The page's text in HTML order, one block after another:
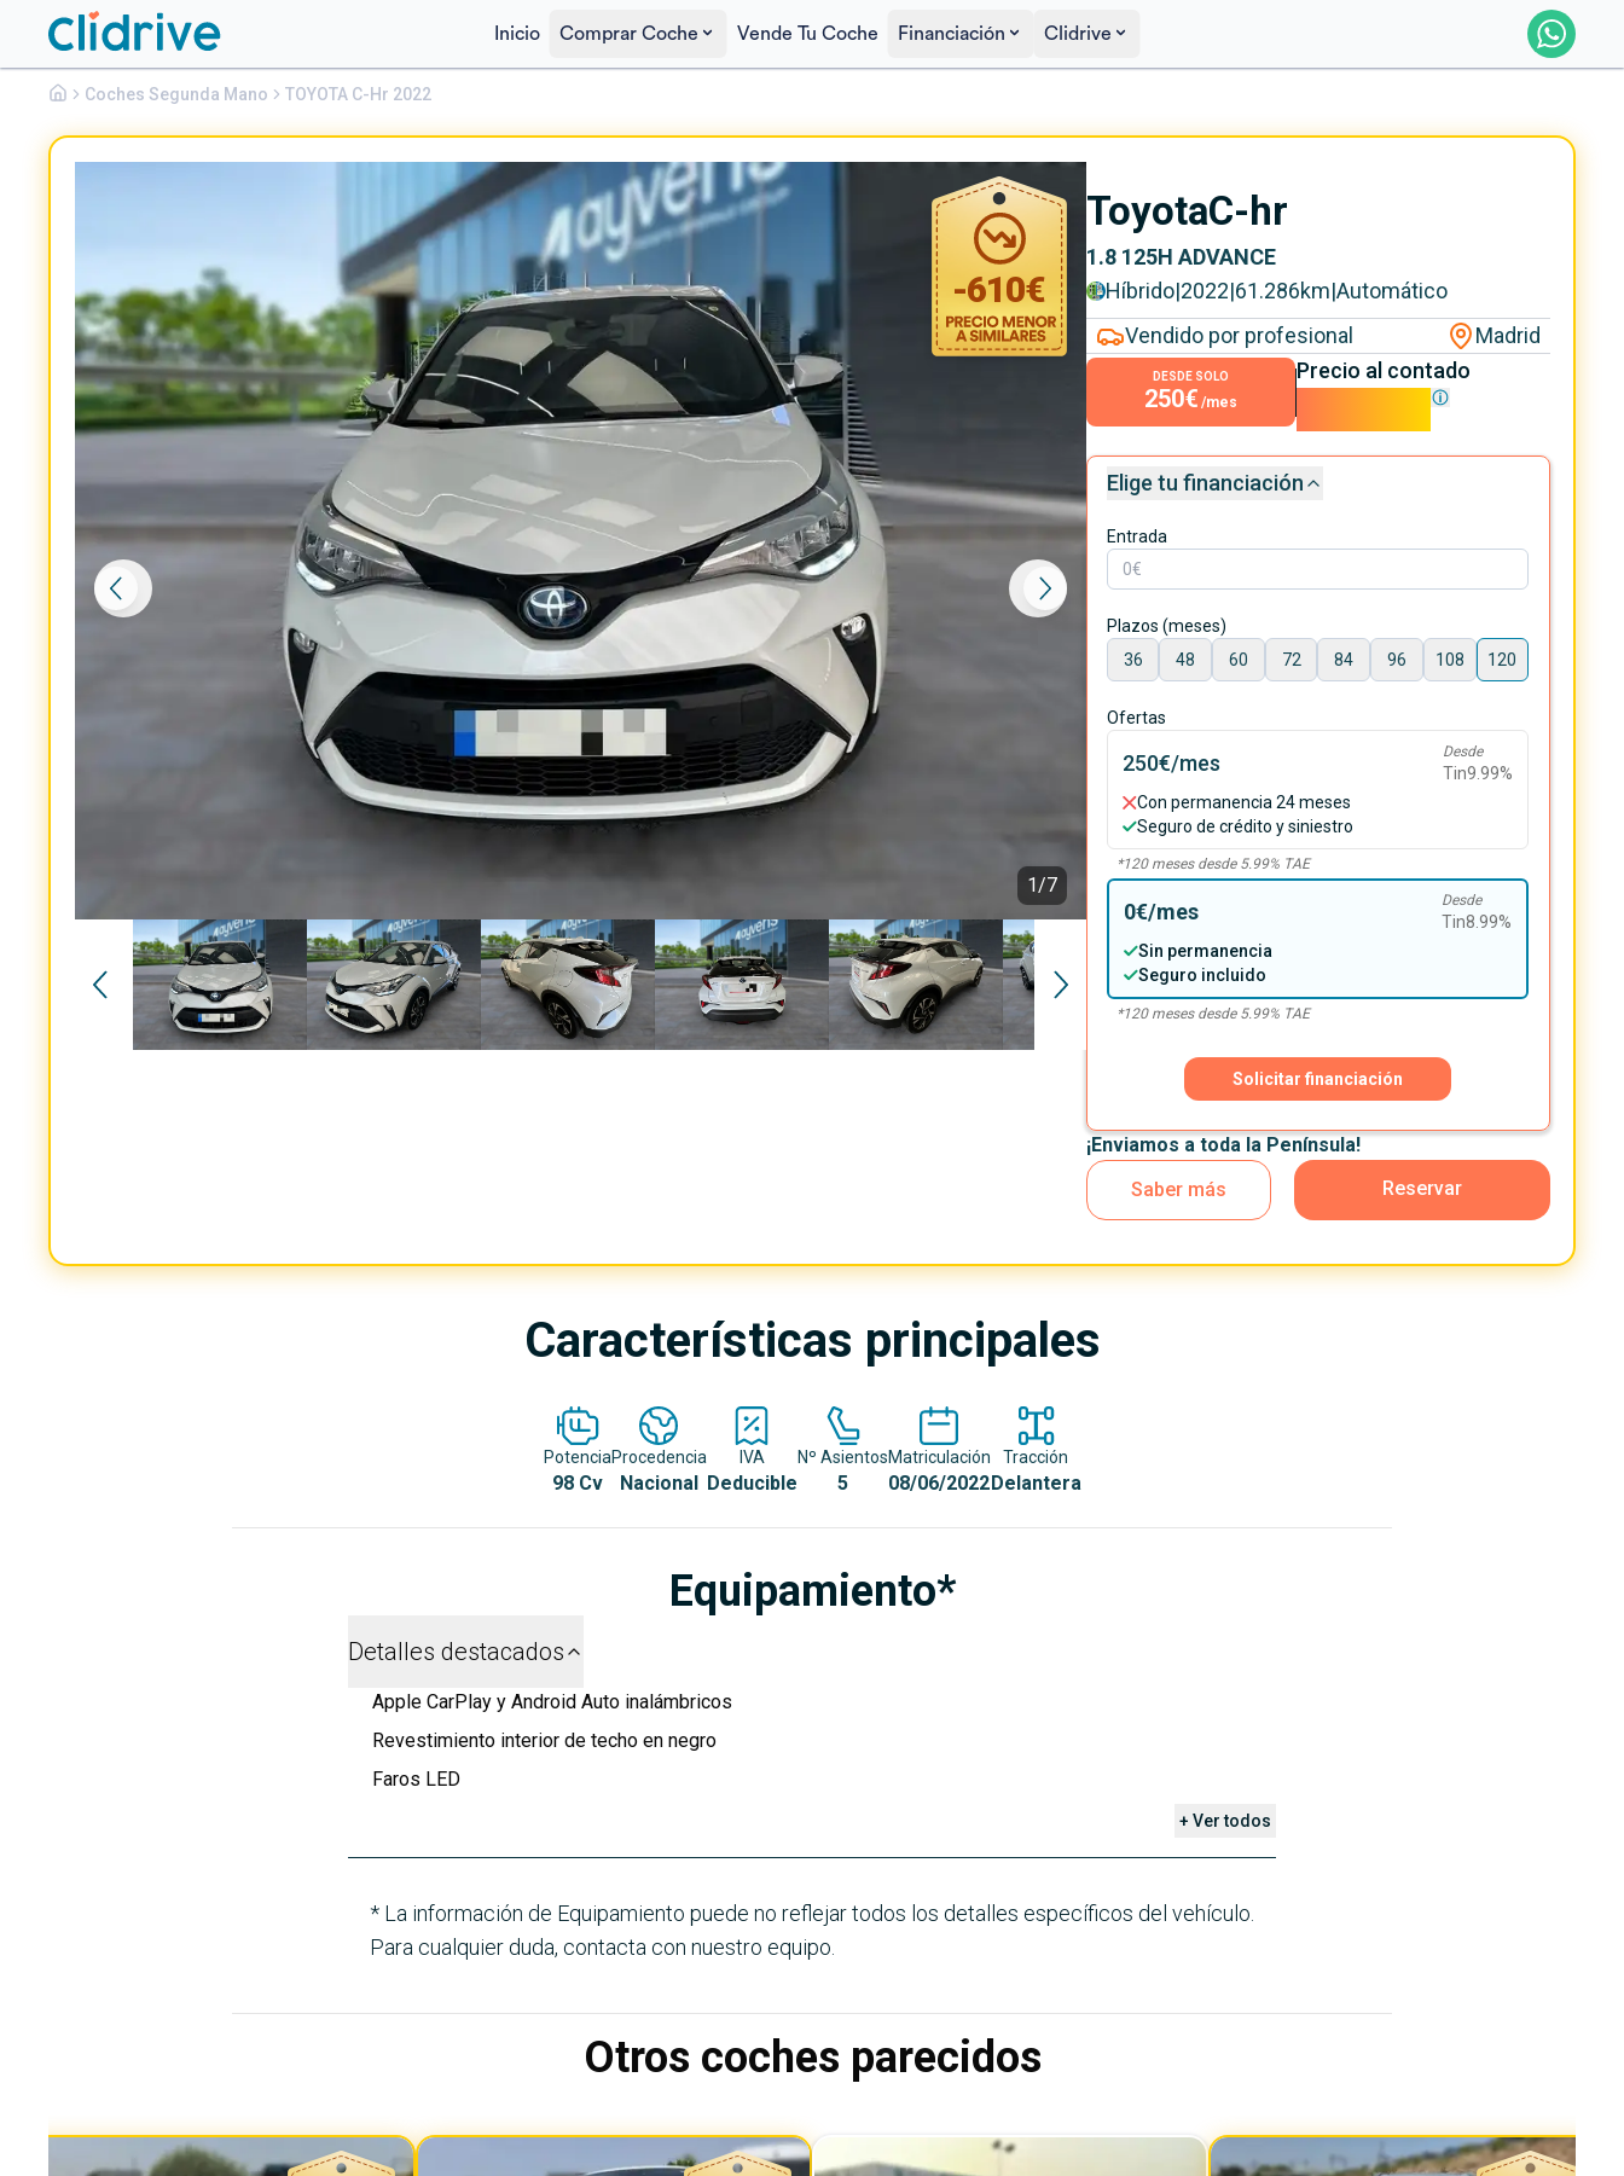
Inicio Comprar Coche Vende Tu Coche Financiación Clidrive
Coches Segunda Mano TOYOTA C-Hr 2022
1/7
-610€
ToyotaC-hr
1.8 125H ADVANCE
22.690€
ToyotaC-hr
1.8 125H ADVANCE
Híbrido|2022|61.286km|Automático
Vendido por profesional
Madrid
DESDE SOLO
250€ /mes
Precio al contado
22.690€
Elige tu financiación
Entrada
Plazos (meses)
36
48 60 72 84 96 108 120
Ofertas
250€/mes Desde
Tin9.99%
Con permanencia 24 meses
Seguro de crédito y siniestro
*120meses desde 5.99% TAE
0€/mes Desde
Tin8.99%
Sin permanencia
Seguro incluido
*120meses desde 5.99% TAE
Solicitar financiación
¡Enviamos a toda la Península!
Saber más
Reservar
Características principales
Potencia
98 Cv
Procedencia
Nacional
IVA
Deducible
Nº Asientos
5
Matriculación
08/06/2022
Tracción
Delantera
Equipamiento*
Detalles destacados
Apple CarPlay y Android Auto inalámbricos
Revestimiento interior de techo en negro
Faros LED
+ Ver todos
* La información de Equipamiento puede no reflejar todos los detalles específicos del vehículo.
Para cualquier duda, contacta con nuestro equipo.
Otros coches parecidos